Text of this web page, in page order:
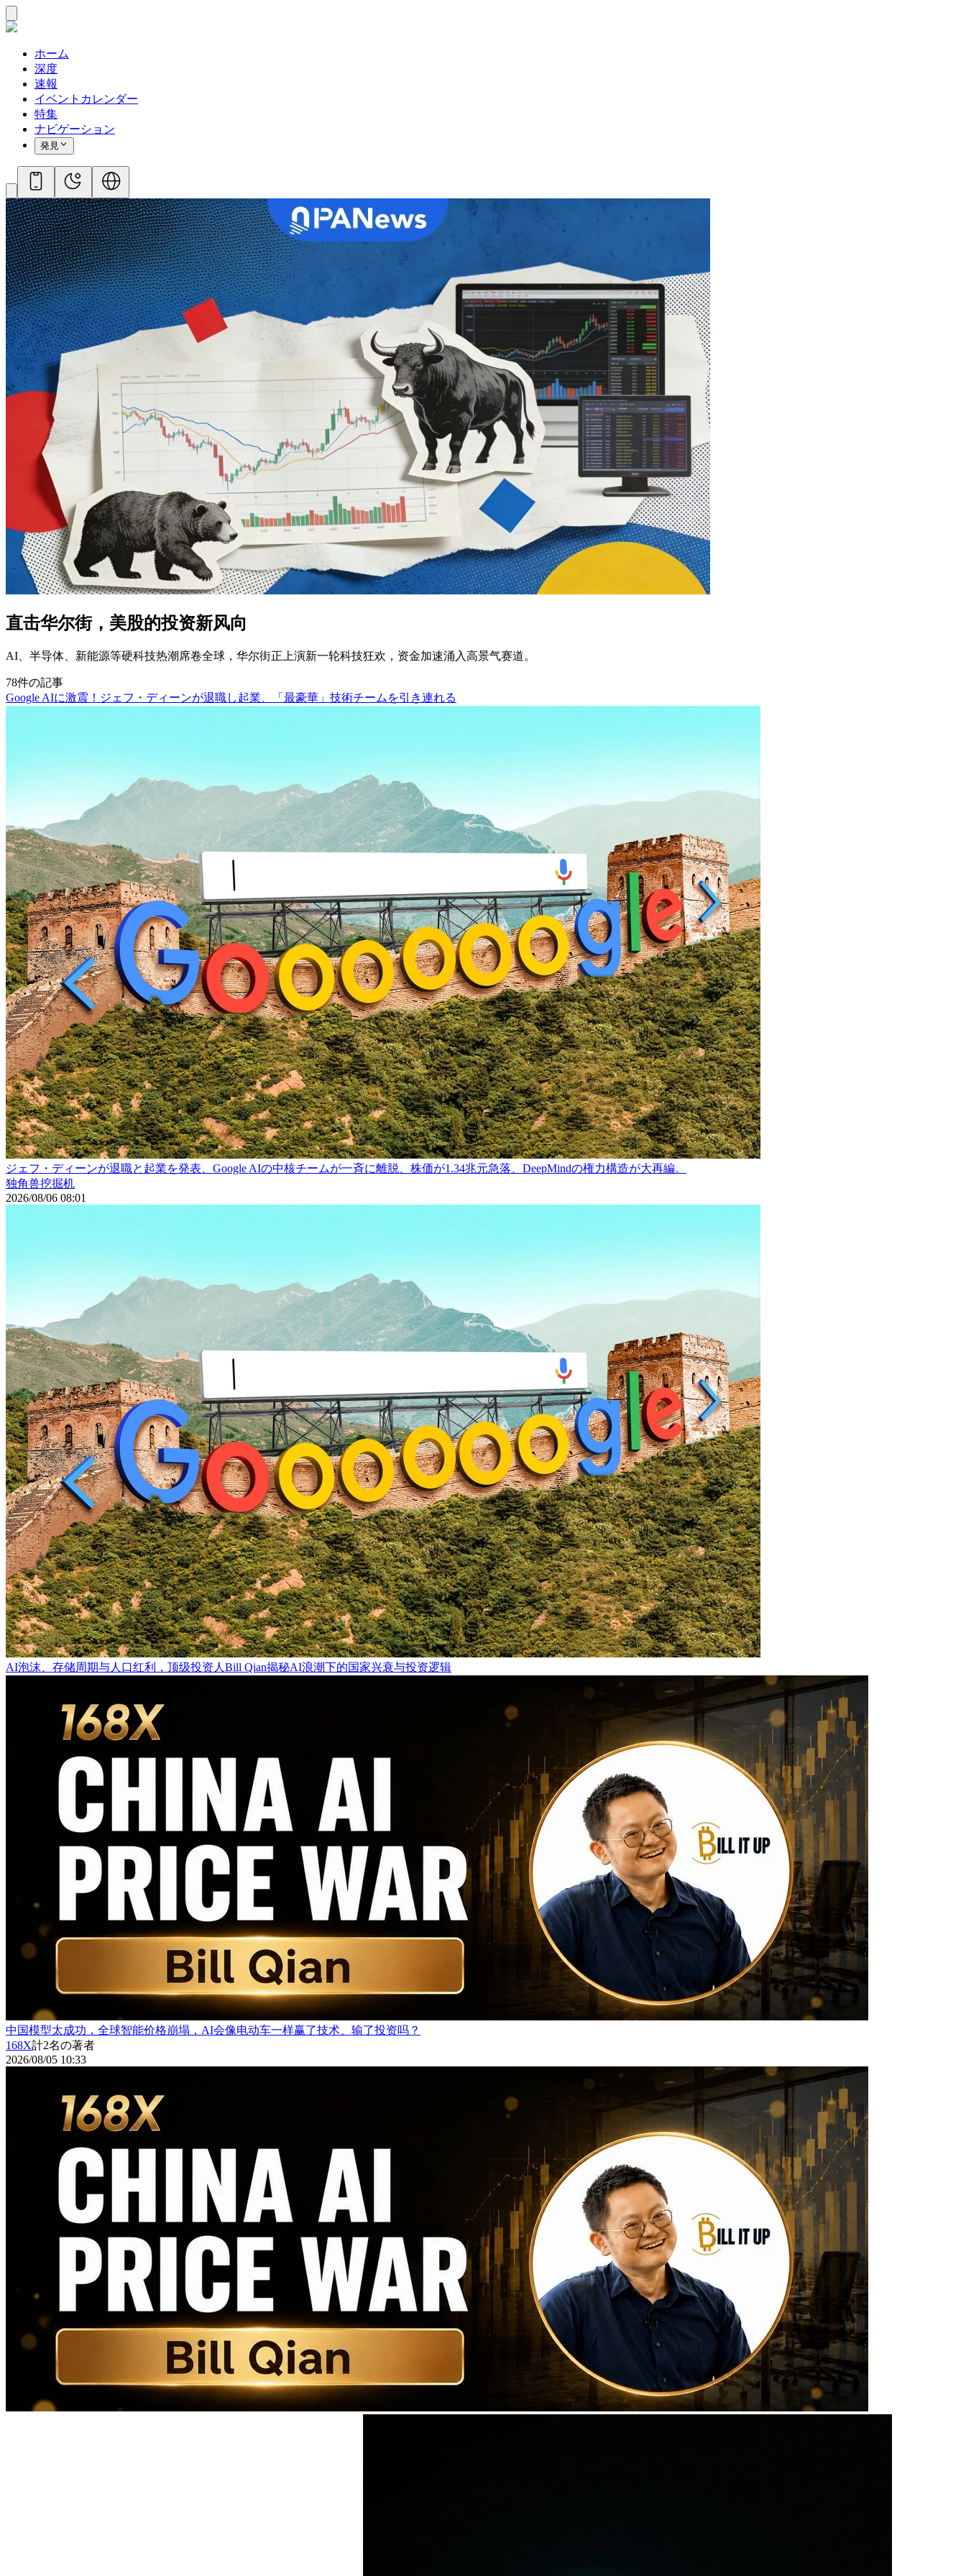
ホーム
深度
速報
イベントカレンダー
特集
ナビゲーション
発見
直击华尔街，美股的投资新风向
AI、半导体、新能源等硬科技热潮席卷全球，华尔街正上演新一轮科技狂欢，资金加速涌入高景气赛道。
78件の記事
Google AIに激震！ジェフ・ディーンが退職し起業、「最豪華」技術チームを引き連れる
ジェフ・ディーンが退職と起業を発表、Google AIの中核チームが一斉に離脱、株価が1.34兆元急落、DeepMindの権力構造が大再編。
独角兽挖掘机
2026/08/06 08:01
AI泡沫、存储周期与人口红利，顶级投资人Bill Qian揭秘AI浪潮下的国家兴衰与投资逻辑
中国模型太成功，全球智能价格崩塌，AI会像电动车一样赢了技术、输了投资吗？
168X計2名の著者
2026/08/05 10:33